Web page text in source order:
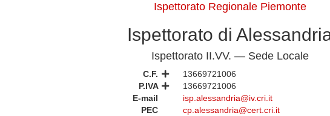
Ispettorato Regionale Piemonte
Ispettorato di
Ispettorato II.VV. — Sede Locale
C.F.
13669721006
P.IVA
13669721006
E-mail
isp.alessandria@iv.cri.it
PEC
cp.alessandria@cert.cri.it